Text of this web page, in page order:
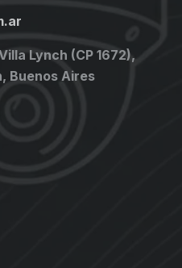
Lynch (CP 1672),
Buenos Aires